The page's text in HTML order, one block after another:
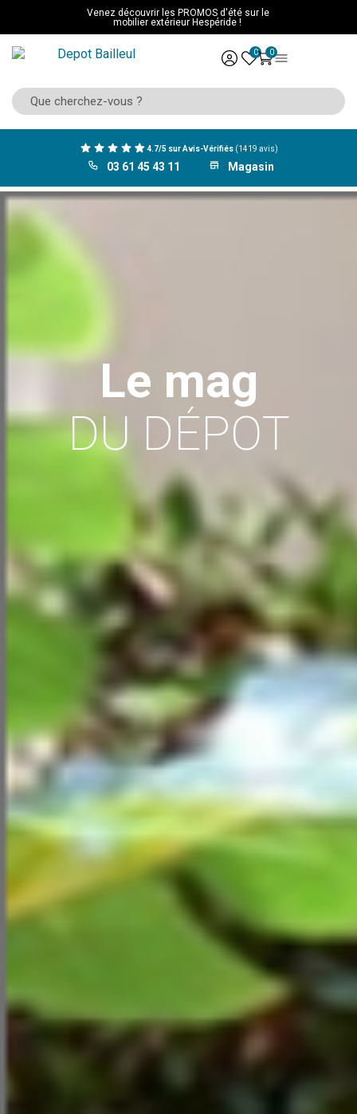
Venez découvrir les PROMOS d'été sur le
mobilier extérieur Hespéride !
0 0
4.7/5 sur Avis-Vérifiés (1419 avis)
03 61 45 43 11 Magasin
Le mag
DU DÉPOT